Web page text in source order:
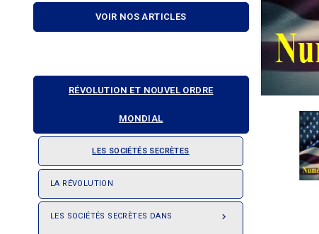
VOIR NOS ARTICLES
RÉVOLUTION ET NOUVEL ORDRE
MONDIAL
LES SOCIÉTÉS SECRÈTES
LA RÉVOLUTION

LES SOCIÉTÉS SECRÈTES DANS